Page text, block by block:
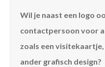
Wil je naast een logo
contactpersoon voor
zoals een
ander grafisch design?